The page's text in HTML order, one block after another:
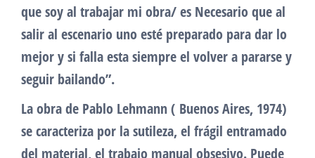
que soy al trabajar mi obra/ es Necesario que al
salir al escenario uno esté preparado para dar lo
mejor y si falla esta siempre el volver a pararse y
seguir bailando”.
La obra de Pablo Lehmann ( Buenos Aires, 1974)
se caracteriza por la sutileza, el frágil entramado
del material, el trabajo manual obsesivo. Puede